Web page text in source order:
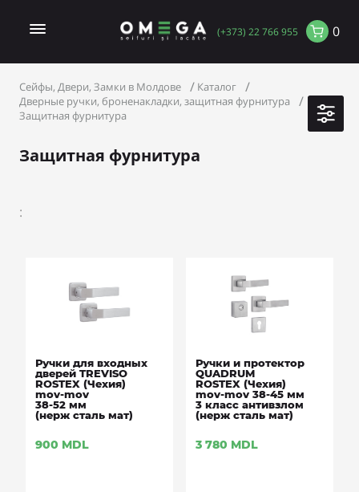
(+373) 22 766 955 0
Сейфы, Двери, Замки в Молдове
Каталог
Дверные ручки, броненакладки, защитная фурнитура
Защитная фурнитура
Защитная фурнитура
:
Ручки для входных
дверей TREVISO
ROSTEX (Чехия)
mov-mov
38-52 мм
(нерж сталь мат)
900 MDL
Ручки и протектор
QUADRUM
ROSTEX (Чехия)
mov-mov 38-45 мм
3 класс антивзлом
(нерж сталь мат)
3 780 MDL